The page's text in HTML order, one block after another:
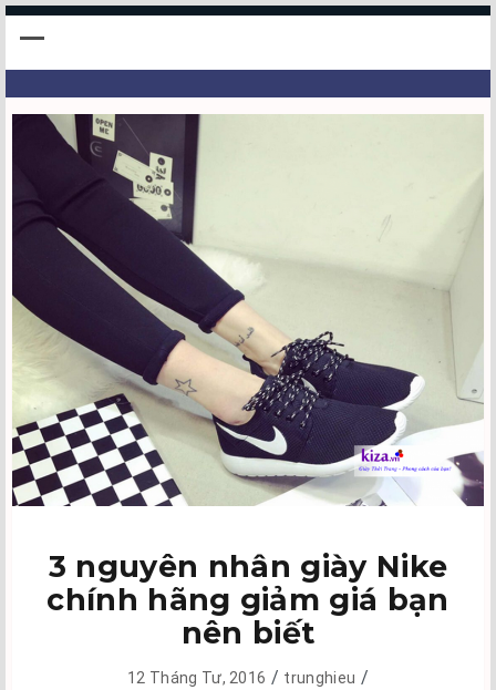
3 nguyên nhân giày Nike
chính hãng giảm giá bạn
nên biết
12 Tháng Tư, 2016 / trunghieu /